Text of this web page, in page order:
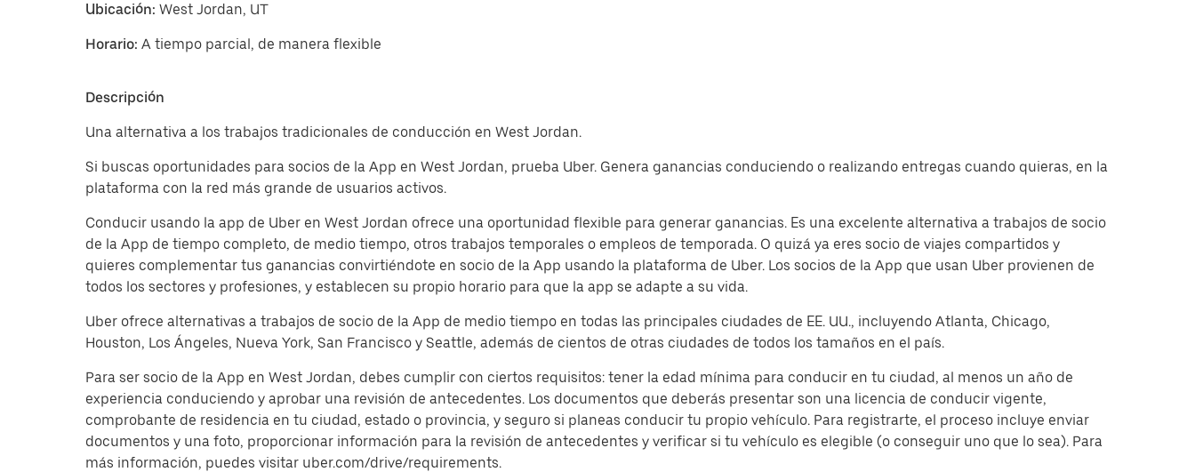
Ubicación: West Jordan, UT
Horario: A tiempo parcial, de manera flexible
Descripción
Una alternativa a los trabajos tradicionales de conducción en West Jordan.
Si buscas oportunidades para socios de la App en West Jordan, prueba Uber. Genera ganancias conduciendo o realizando entregas cuando quieras, en la
plataforma con la red más grande de usuarios activos.
Conducir usando la app de Uber en West Jordan ofrece una oportunidad flexible para generar ganancias. Es una excelente alternativa a trabajos de socio
de la App de tiempo completo, de medio tiempo, otros trabajos temporales o empleos de temporada. O quizá ya eres socio de viajes compartidos y
quieres complementar tus ganancias convirtiéndote en socio de la App usando la plataforma de Uber. Los socios de la App que usan Uber provienen de
todos los sectores y profesiones, y establecen su propio horario para que la app se adapte a su vida.
Uber ofrece alternativas a trabajos de socio de la App de medio tiempo en todas las principales ciudades de EE. UU., incluyendo Atlanta, Chicago,
Houston, Los Ángeles, Nueva York, San Francisco y Seattle, además de cientos de otras ciudades de todos los tamaños en el país.
Para ser socio de la App en West Jordan, debes cumplir con ciertos requisitos: tener la edad mínima para conducir en tu ciudad, al menos un año de
experiencia conduciendo y aprobar una revisión de antecedentes. Los documentos que deberás presentar son una licencia de conducir vigente,
comprobante de residencia en tu ciudad, estado o provincia, y seguro si planeas conducir tu propio vehículo. Para registrarte, el proceso incluye enviar
documentos y una foto, proporcionar información para la revisión de antecedentes y verificar si tu vehículo es elegible (o conseguir uno que lo sea). Para
más información, puedes visitar uber.com/drive/requirements.